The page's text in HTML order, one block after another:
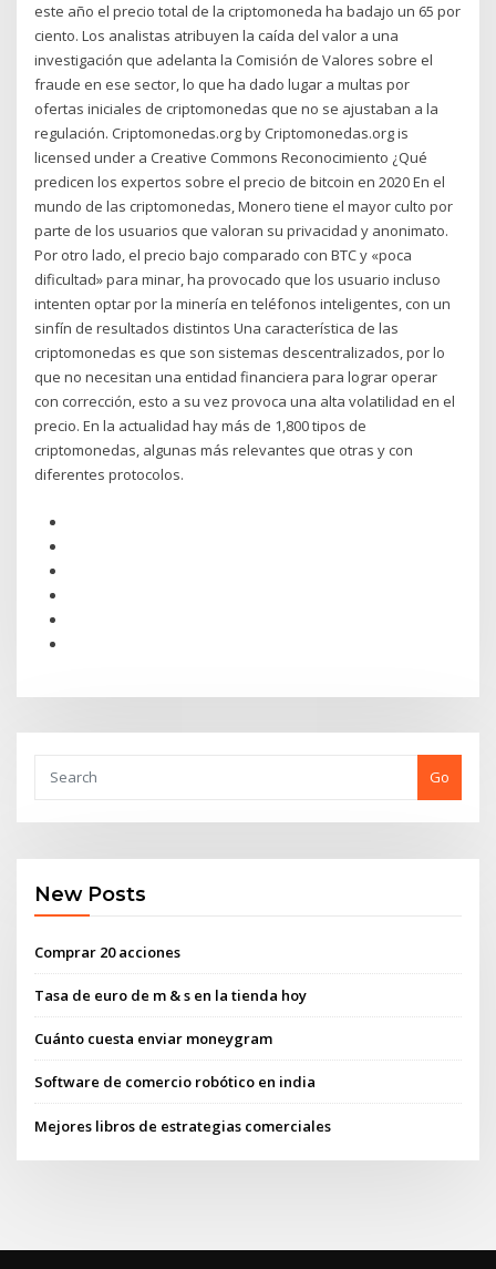
este año el precio total de la criptomoneda ha badajo un 65 por
ciento. Los analistas atribuyen la caída del valor a una
investigación que adelanta la Comisión de Valores sobre el
fraude en ese sector, lo que ha dado lugar a multas por
ofertas iniciales de criptomonedas que no se ajustaban a la
regulación. Criptomonedas.org by Criptomonedas.org is
licensed under a Creative Commons Reconocimiento ¿Qué
predicen los expertos sobre el precio de bitcoin en 2020 En el
mundo de las criptomonedas, Monero tiene el mayor culto por
parte de los usuarios que valoran su privacidad y anonimato.
Por otro lado, el precio bajo comparado con BTC y «poca
dificultad» para minar, ha provocado que los usuario incluso
intenten optar por la minería en teléfonos inteligentes, con un
sinfín de resultados distintos Una característica de las
criptomonedas es que son sistemas descentralizados, por lo
que no necesitan una entidad financiera para lograr operar
con corrección, esto a su vez provoca una alta volatilidad en el
precio. En la actualidad hay más de 1,800 tipos de
criptomonedas, algunas más relevantes que otras y con
diferentes protocolos.
Go
New Posts
Comprar 20 acciones
Tasa de euro de m & s en la tienda hoy
Cuánto cuesta enviar moneygram
Software de comercio robótico en india
Mejores libros de estrategias comerciales